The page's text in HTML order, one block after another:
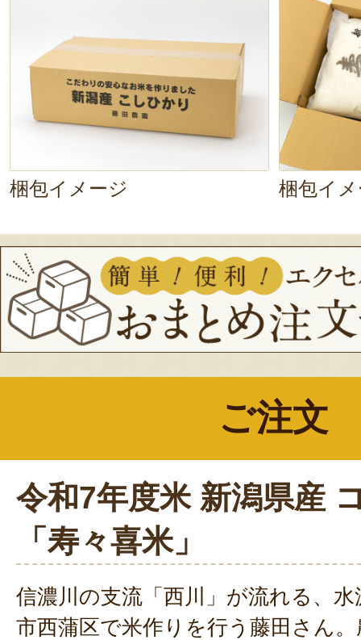
梱包イメージ 梱包イ
ご注文
令和7年度米 新潟県産
「寿々喜米」
信濃川の支流「西川」が流れる、
市西蒲区で米作りを行う藤田さん